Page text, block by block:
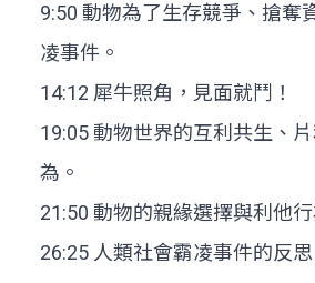
9:50 動物為了生存競爭、搶奪
凌事件。
14:12 犀牛照角，見面就鬥！
19:05 動物世界的互利共生、
為。
21:50 動物的親緣選擇與利他行
26:25 人類社會霸凌事件的反思